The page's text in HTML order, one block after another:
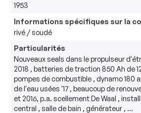
1953
Informations spécifiques sur la
rivé / soudé
Particularités
Nouveaux seals dans le propulseur
2018 , batteries de traction 850 Ah de
pompes de combustible , dynamo 180
de l'eau usées '17 , beaucoup de
et 2016, p.a. scellement De Waal ,
central , salle de bain , générateur , ...